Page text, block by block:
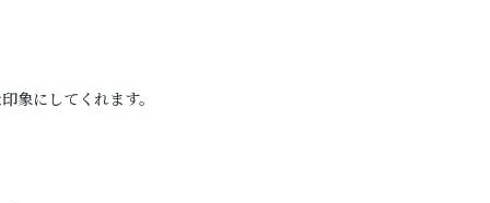
象にしてくれます。